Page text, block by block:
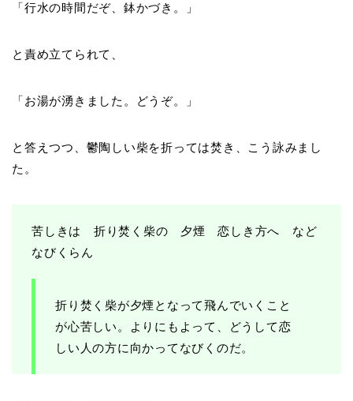
「行水の時間だぞ、鉢かづき。」
と責め立てられて、
「お湯が湧きました。どうぞ。」
と答えつつ、鬱陶しい柴を折っては焚き、こう詠みまし
た。
苦しきは 折り焚く柴の 夕煙 恋しき方へ など
なびくらん
折り焚く柴が夕煙となって飛んでいくこと
が心苦しい。よりにもよって、どうして恋
しい人の方に向かってなびくのだ。